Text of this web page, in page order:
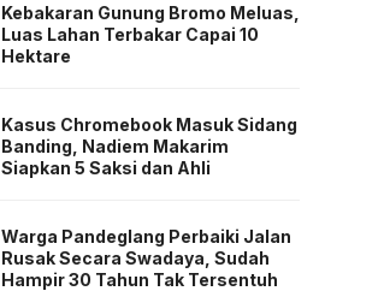
Kebakaran Gunung Bromo Meluas,
Luas Lahan Terbakar Capai 10
Hektare
Kasus Chromebook Masuk Sidang
Banding, Nadiem Makarim
Siapkan 5 Saksi dan Ahli
Warga Pandeglang Perbaiki Jalan
Rusak Secara Swadaya, Sudah
Hampir 30 Tahun Tak Tersentuh